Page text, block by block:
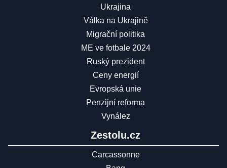
Ukrajina
Válka na Ukrajině
Migrační politika
ME ve fotbale 2024
Ruský prezident
Ceny energií
Evropská unie
Penzijní reforma
Vynález
Zestolu.cz
Carcassonne